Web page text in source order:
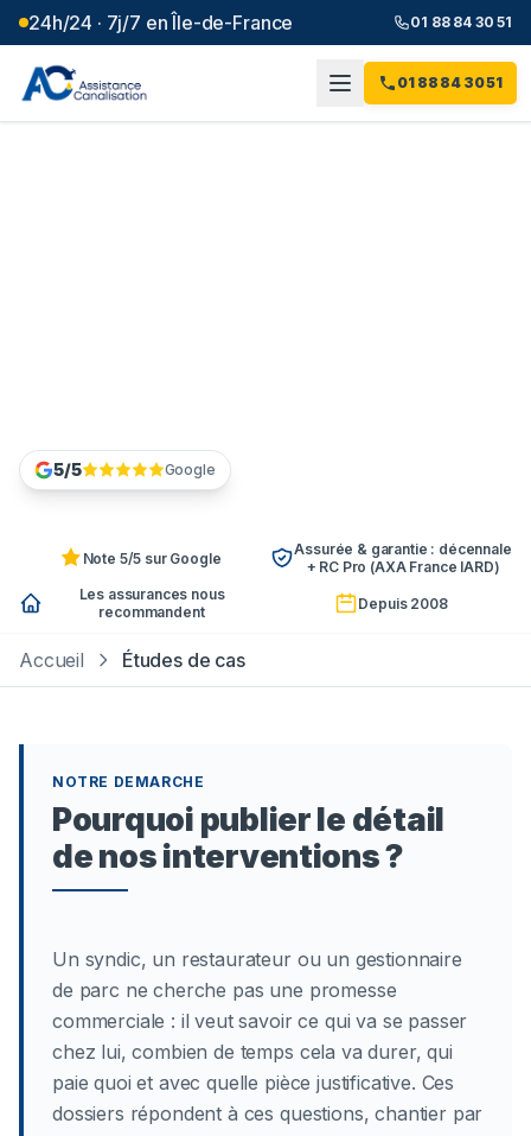
24h/24 · 7j/7 en Île-de-France 01 88 84 30 51
01 88 84 30 51
5/5 Google
Note 5/5 sur Google
Assurée & garantie : décennale
+ RC Pro (AXA France IARD)
Les assurances nous
recommandent
Depuis 2008
Accueil Études de cas
NOTRE DEMARCHE
Pourquoi publier le détail
de nos interventions ?
Un syndic, un restaurateur ou un gestionnaire
de parc ne cherche pas une promesse
commerciale : il veut savoir ce qui va se passer
chez lui, combien de temps cela va durer, qui
paie quoi et avec quelle pièce justificative. Ces
dossiers répondent à ces questions, chantier par